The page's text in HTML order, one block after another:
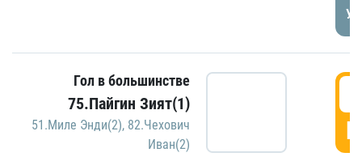
Гол в большинстве
75.Пайгин Зият(1)
51.Миле Энди(2), 82.Чехович
Иван(2)